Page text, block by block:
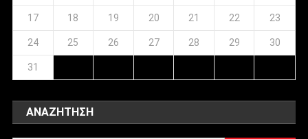
17 18 19 20 21 22 23
24 25 26 27 28 29 30
31
ΑΝΑΖΉΤΗΣΗ